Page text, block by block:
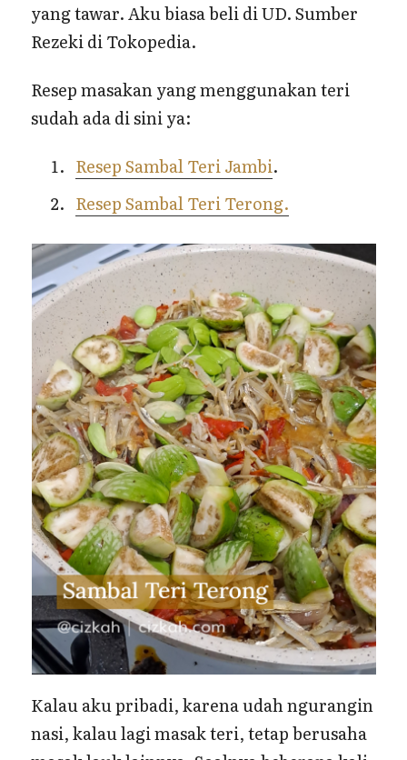
yang tawar. Aku biasa beli di UD. Sumber
Rezeki di Tokopedia.
Resep masakan yang menggunakan teri
sudah ada di sini ya:
Resep Sambal Teri Jambi.
Resep Sambal TeriTerong.
Kalau aku pribadi, karena udah ngurangin
nasi, kalau lagi masak teri, tetap berusaha